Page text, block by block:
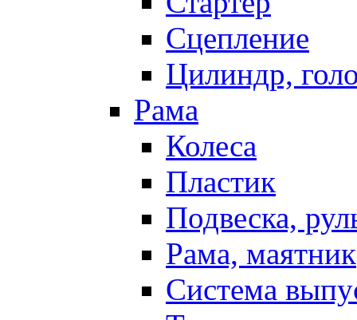
Сцепление
Цилиндр,
Рама
Колеса
Пластик
Подвеска,
Рама, маятник
Система